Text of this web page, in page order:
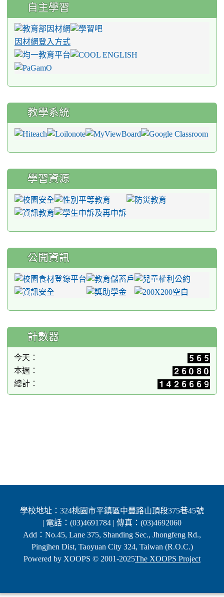
自主學習
因材網登入方式
教學系統
學習資源
公開資訊
計數器
今天：
本週：
總計：
學校地址：324桃園市平鎮區中豐路山頂段375巷45號
| 電話：(03)4691784 | 傳真：(03)4692060
Add：No.45, Lane 375, Shanding Sec., Jhongfeng Rd.,
Pingjhen Dist, Taoyuan City 324, Taiwan (R.O.C.)
Powered by XOOPS © 2001-2025The XOOPS Project